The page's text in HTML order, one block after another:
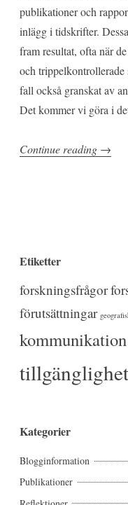
publikationer och
inlägg i tidskrifter.
fram resultat, ofta när
och trippelkontrollerade
fall också granskat av
Det kommer vi göra i
Continue reading ”Att
→
Etiketter
forskningsfrågor
förutsättningar
kommunikation
tillgänglighet
Kategorier
Blogginformation
Publikationer